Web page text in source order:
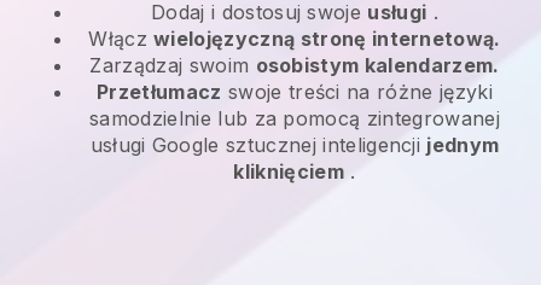
Dodaj i dostosuj swoje usługi .
Włączwielojęzyczną stronę internetową.
Zarządzaj swoim osobistym kalendarzem.
Przetłumacz swoje treści na różne języki
samodzielnie lub za pomocą zintegrowanej
usługi Google sztucznej inteligencji jednym
kliknięciem.